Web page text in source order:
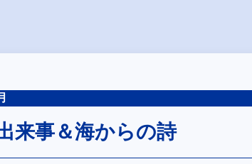
来事＆海からの詩